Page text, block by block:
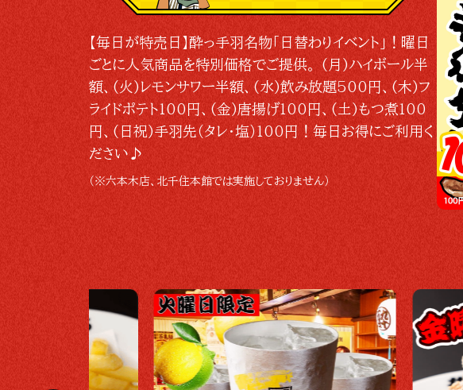
【毎日が特売日】酔っ手羽名物「日替わりイベント」！曜日
ごとに人気商品を特別価格でご提供。 (月)ハイボール半
額、(火)レモンサワー半額、(水)飲み放題500円、(木)フ
ライドポテト100円、(金)唐揚げ100円、(土)もつ煮100
円、(日祝)手羽先（タレ・塩）100円！毎日お得にご利用く
ださい♪
（※六本木店、北千住本館では実施しておりません）